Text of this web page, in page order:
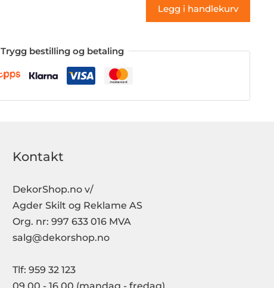
antall
Legg i handlekurv
Trygg bestilling og betaling
Kontakt
DekorShop.no v/
Agder Skilt og Reklame AS
Org. nr: 997 633 016 MVA
salg@dekorshop.no
Tlf: 959 32 123